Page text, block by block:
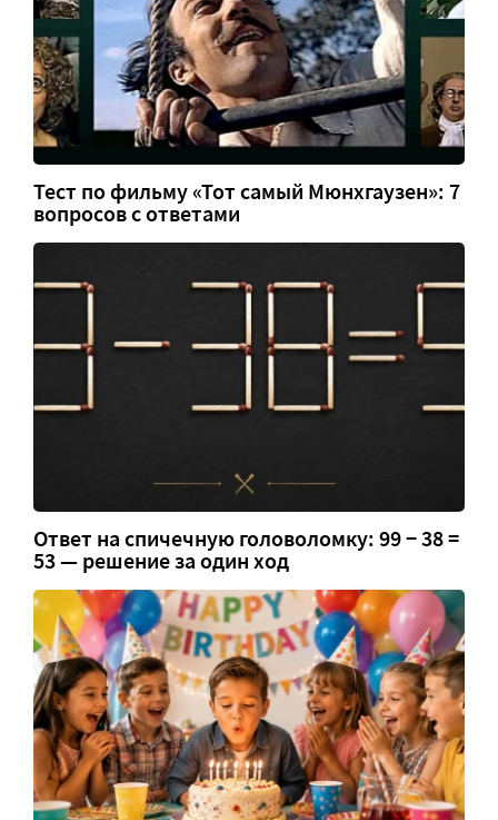
Тест по фильму «Тот самый Мюнхгаузен»: 7
вопросов с ответами
Ответ на спичечную головоломку: 99 − 38 =
53 — решение за один ход